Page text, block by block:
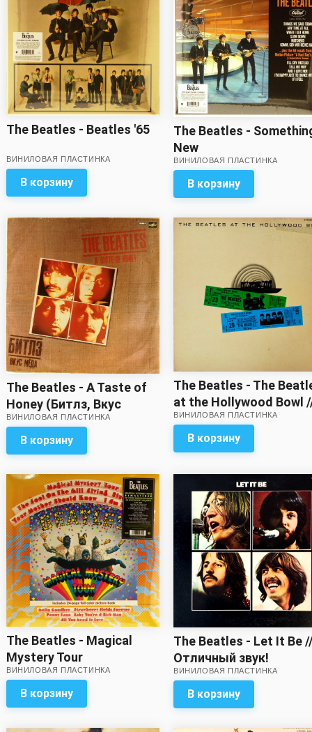
The Beatles - Beatles '65
ВИНИЛОВАЯ ПЛАСТИНКА
В корзину
The Beatles -
New
ВИНИЛОВАЯ ПЛАСТИНКА
В корзину
The Beatles - A Taste of
Honey (Битлз, Вкус
мёда)
ВИНИЛОВАЯ ПЛАСТИНКА
В корзину
The Beatles - The
at the Hollywood Bowl
Отличный звук!
ВИНИЛОВАЯ ПЛАСТИНКА
В корзину
The Beatles - Magical
Mystery Tour
ВИНИЛОВАЯ ПЛАСТИНКА
В корзину
The Beatles - Let It Be
Отличный звук!
ВИНИЛОВАЯ ПЛАСТИНКА
В корзину